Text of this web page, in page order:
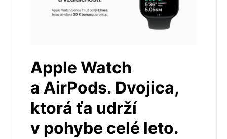
Apple Watch
a AirPods. Dvojica,
ktorá ťa udrží
v pohybe celé leto.